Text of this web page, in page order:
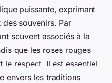
puissante, exprimant
souvenirs. Par
souvent associés à la
que les roses rouges
le respect. Il est essentiel
envers les traditions